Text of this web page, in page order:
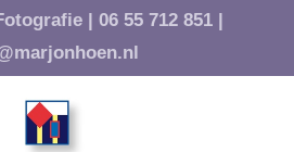
| 06 55 712 851 |